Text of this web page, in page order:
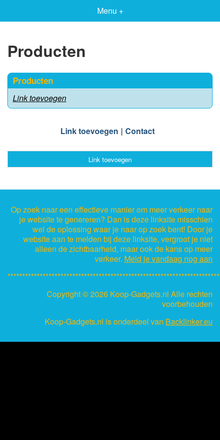
Menu +
Producten
Producten
Link toevoegen
Link toevoegen Contact
Link toevoegen
Op zoek naar een effectieve manier om meer verkeer naar
je website te genereren? Dan is deze linksite misschien
wel de oplossing waar je naar op zoek bent! Door je
website aan te melden bij deze linksite, vergroot je niet
alleen de zichtbaarheid, maar ook de kans op meer
verkeer. Meld je vandaag nog aan
Copyright ©2026 Koop-Gadgets.nl Alle rechten
voorbehouden
Koop-Gadgets.nl is onderdeel van Backlinker.eu